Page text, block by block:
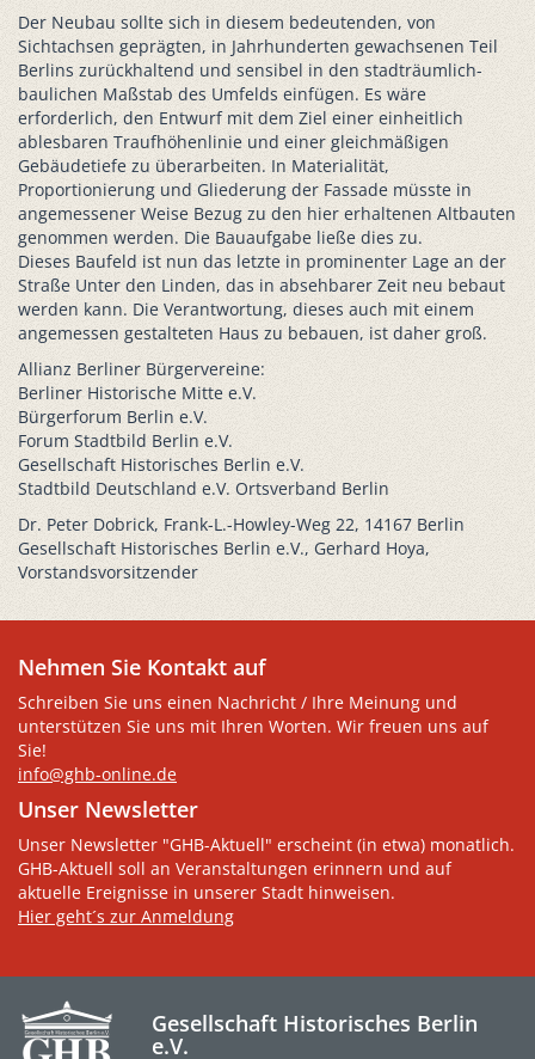
Der Neubau sollte sich in diesem bedeutenden, von
Sichtachsen geprägten, in Jahrhunderten gewachsenen Teil
Berlins zurückhaltend und sensibel in den stadträumlich-
baulichen Maßstab des Umfelds einfügen. Es wäre
erforderlich, den Entwurf mit dem Ziel einer einheitlich
ablesbaren Traufhöhenlinie und einer gleichmäßigen
Gebäudetiefe zu überarbeiten. In Materialität,
Proportionierung und Gliederung der Fassade müsste in
angemessener Weise Bezug zu den hier erhaltenen Altbauten
genommen werden. Die Bauaufgabe ließe dies zu.
Dieses Baufeld ist nun das letzte in prominenter Lage an der
Straße Unter den Linden, das in absehbarer Zeit neu bebaut
werden kann. Die Verantwortung, dieses auch mit einem
angemessen gestalteten Haus zu bebauen, ist daher groß.
Allianz Berliner Bürgervereine:
Berliner Historische Mitte e.V.
Bürgerforum Berlin e.V.
Forum Stadtbild Berlin e.V.
Gesellschaft Historisches Berlin e.V.
Stadtbild Deutschland e.V. Ortsverband Berlin
Dr. Peter Dobrick, Frank-L.-Howley-Weg 22, 14167 Berlin
Gesellschaft Historisches Berlin e.V., Gerhard Hoya,
Vorstandsvorsitzender
Nehmen Sie Kontakt auf
Schreiben Sie uns einen Nachricht / Ihre Meinung und
unterstützen Sie uns mit Ihren Worten. Wir freuen uns auf
Sie!
info@ghb-online.de
Unser Newsletter
Unser Newsletter "GHB-Aktuell" erscheint (in etwa) monatlich.
GHB-Aktuell soll an Veranstaltungen erinnern und auf
aktuelle Ereignisse in unserer Stadt hinweisen.
Hier geht´s zur Anmeldung
Gesellschaft Historisches Berlin
e.V.